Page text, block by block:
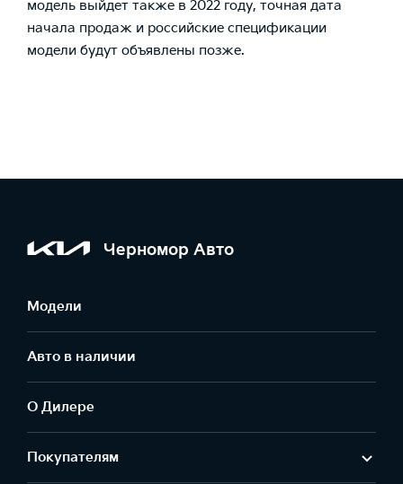
модель выйдет также в 2022 году, точная дата
начала продаж и российские спецификации
модели будут объявлены позже.
Черномор Авто
Модели
Авто в наличии
О Дилере
Покупателям